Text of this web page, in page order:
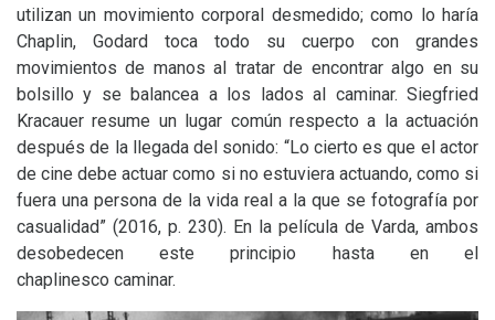
utilizan un movimiento corporal desmedido; como lo haría
Chaplin, Godard toca todo su cuerpo con grandes
movimientos de manos al tratar de encontrar algo en su
bolsillo y se balancea a los lados al caminar. Siegfried
Kracauer resume un lugar común respecto a la actuación
después de la llegada del sonido: “Lo cierto es que el actor
de cine debe actuar como si no estuviera actuando, como si
fuera una persona de la vida real a la que se fotografía por
casualidad” (2016, p. 230). En la película de Varda, ambos
desobedecen este principio hasta en el
chaplinesco caminar.